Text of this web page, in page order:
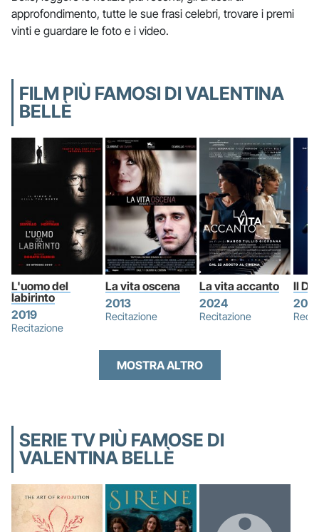
approfondimento, tutte le sue frasi celebri, trovare i premi
vinti e guardare le foto e i video.
FILM PIÙ FAMOSI DI VALENTINA
BELLÈ
L'uomo del
labirinto
2019
Recitazione
La vita oscena
2013
Recitazione
La vita accanto
2024
Recitazione
Il
2021
MOSTRA ALTRO
SERIE TV PIÙ FAMOSE DI
VALENTINA BELLÈ